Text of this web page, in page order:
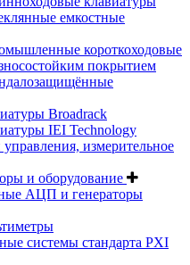
емкостные
короткоходовые
покрытием
Broadrack
IEI Technology
измерительное
и оборудование
АЦП и генераторы
системы стандарта PXI